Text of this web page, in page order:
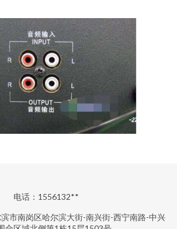
电话：1556132**
市南岗区哈尔滨大街-南兴街-西宁南路-中兴